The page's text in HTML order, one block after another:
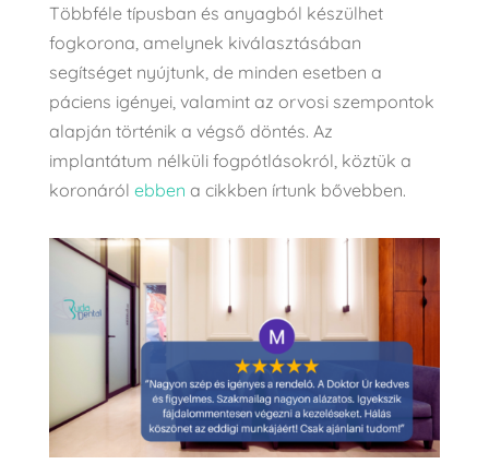
Többféle típusban és anyagból készülhet
fogkorona, amelynek kiválasztásában
segítséget nyújtunk, de minden esetben a
páciens igényei, valamint az orvosi szempontok
alapján történik a végső döntés. Az
implantátum nélküli fogpótlásokról, köztük a
koronáról ebben a cikkben írtunk bővebben.